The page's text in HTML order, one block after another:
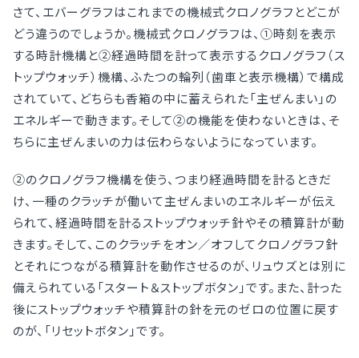
さて、エバーグラフはこれまでの機械式クロノグラフとどこが
どう違うのでしょうか。機械式クロノグラフは、①時刻を表示
する時計機構と②経過時間を計って表示するクロノグラフ（ス
トップウォッチ）機構、ふたつの輪列（歯車と表示機構）で構成
されていて、どちらも香箱の中に蓄えられた「主ぜんまい」の
エネルギーで動きます。そして②の機能を使わないときは、そ
ちらに主ぜんまいの力は伝わらないようになっています。
②のクロノグラフ機構を使う、つまり経過時間を計るときだ
け、一種のクラッチが働いて主ぜんまいのエネルギーが伝え
られて、経過時間を計るストップウォッチ針やその積算計が動
きます。そして、このクラッチをオン／オフしてクロノグラフ針
とそれにつながる積算計を動作させるのが、リュウズとは別に
備えられている「スタート＆ストップボタン」です。また、計った
後にストップウォッチや積算計の針を元のゼロの位置に戻す
のが、「リセットボタン」です。